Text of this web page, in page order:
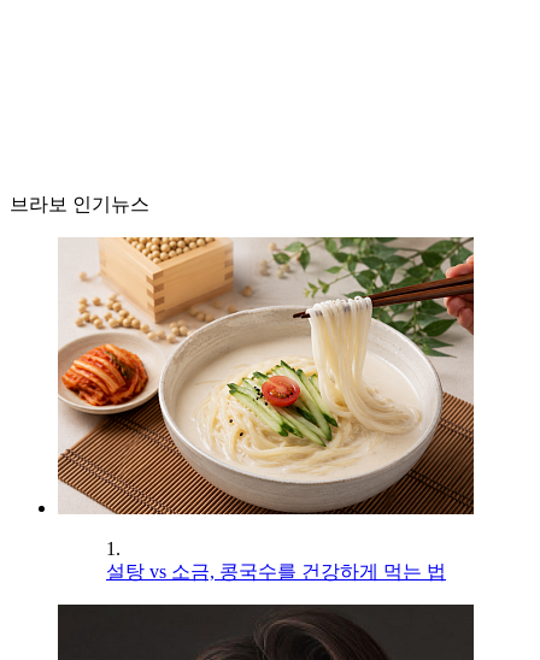
브라보 인기뉴스
1.
설탕 vs 소금, 콩국수를 건강하게 먹는 법